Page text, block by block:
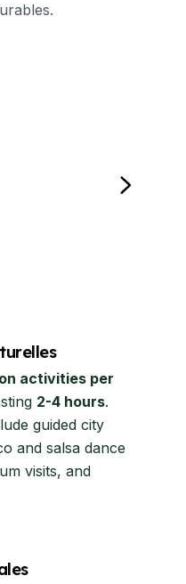
activities per
2-4 hours.
guided city
and salsa dance
visits, and